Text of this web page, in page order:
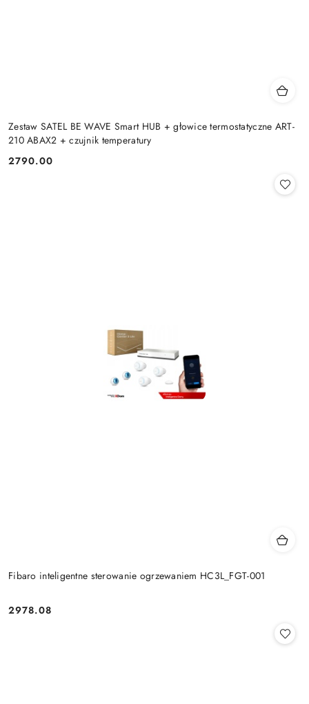
Zestaw SATEL BE WAVE Smart HUB + głowice termostatyczne ART-
210 ABAX2 + czujnik temperatury
Cena:
2790.00
Fibaro inteligentne sterowanie ogrzewaniem HC3L_FGT-001
Cena:
2978.08